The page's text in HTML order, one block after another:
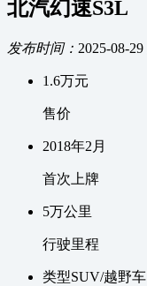
北汽幻速S3L
发布时间： 2025-08-29
1.6万元
售价
2018年2 月
首次上牌
5万公里
行驶里程
类型SUV/越野车